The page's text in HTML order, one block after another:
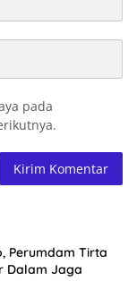
pada
Perumdam Tirta
Dalam Jaga